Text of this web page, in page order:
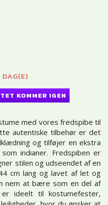
KOMMER IGEN
med vores fredspibe til
autentiske tilbehør er det
og tilføjer en ekstra
indianer. Fredspiben er
stilen og udseendet af en
cm lang og lavet af let og
nem at bære som en del af
ideelt til kostumefester,